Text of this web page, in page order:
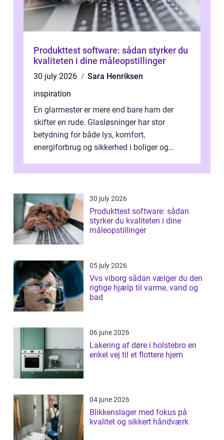
Produkttest software: sådan styrker du
kvaliteten i dine måleopstillinger
30 july 2026
Sara Henriksen
inspiration
En glarmester er mere end bare ham der
skifter en rude. Glasløsninger har stor
betydning for både lys, komfort,
energiforbrug og sikkerhed i boliger og
30 july 2026
Produkttest software: sådan
styrker du kvaliteten i dine
måleopstillinger
05 july 2026
Vvs viborg sådan vælger du den
rigtige hjælp til varme, vand og
bad
06 june 2026
Lakering af døre i holstebro en
enkel vej til et flottere hjem
04 june 2026
Blikkenslager med fokus på
kvalitet og sikkert håndværk